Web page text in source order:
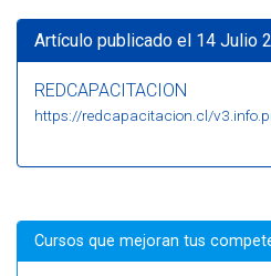
Artículo publicado el 14 Julio
REDCAPACITACION
https://redcapacitacion.cl/
Cursos que mejoran tus